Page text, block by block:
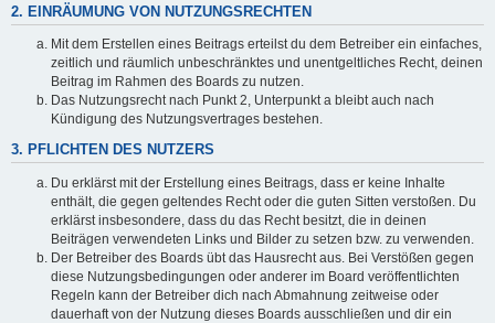
2. EINRÄUMUNG VON NUTZUNGSRECHTEN
Mit dem Erstellen eines Beitrags erteilst du dem Betreiber ein einfaches,
zeitlich und räumlich unbeschränktes und unentgeltliches Recht, deinen
Beitrag im Rahmen des Boards zu nutzen.
Das Nutzungsrecht nach Punkt 2, Unterpunkt a bleibt auch nach
Kündigung des Nutzungsvertrages bestehen.
3. PFLICHTEN DES NUTZERS
Du erklärst mit der Erstellung eines Beitrags, dass er keine Inhalte
enthält, die gegen geltendes Recht oder die guten Sitten verstoßen. Du
erklärst insbesondere, dass du das Recht besitzt, die in deinen
Beiträgen verwendeten Links und Bilder zu setzen bzw. zu verwenden.
Der Betreiber des Boards übt das Hausrecht aus. Bei Verstößen gegen
diese Nutzungsbedingungen oder anderer im Board veröffentlichten
Regeln kann der Betreiber dich nach Abmahnung zeitweise oder
dauerhaft von der Nutzung dieses Boards ausschließen und dir ein